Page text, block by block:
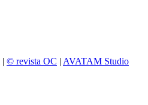
| © revista OC | AVATAM Studio